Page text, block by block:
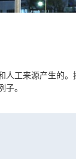
人工来源产生的
子。